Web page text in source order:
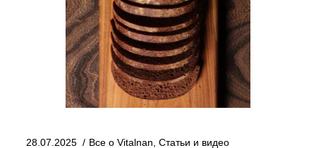
28.07.2025 Все о Vitalnan Статьи и видео